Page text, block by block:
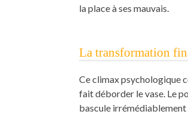
la place à ses mauvais.
La transformation
Ce climax psychologique
fait déborder le vase. Le
bascule